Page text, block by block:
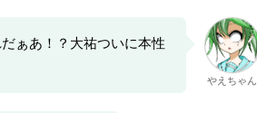
ぁあ！？大祐ついに本性
やえちゃん